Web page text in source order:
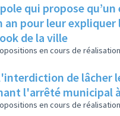
qui propose
an pour leur
de la ville
en cours de réalisation
de lâcher
l'arrêté municipal
en cours de réalisation